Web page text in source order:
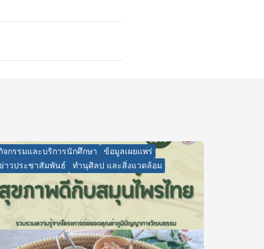
จกรรมและบริการนักศึกษา
ข้อมูลเผยแพร่
าวประชาสัมพันธ์
ทำนุศิลป และสิ่งแวดล้อม